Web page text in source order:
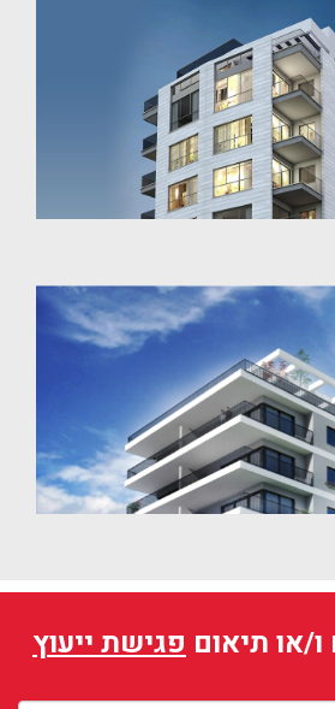
או תיאום פגישת ייעוץ